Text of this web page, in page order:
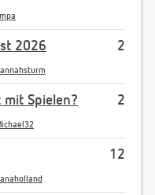
2
2026
2
Spielen?
12